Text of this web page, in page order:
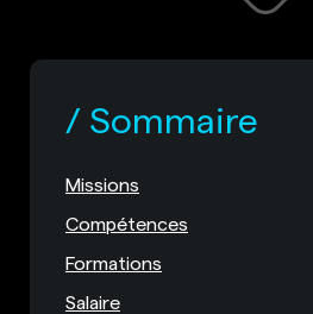
Sommaire
Missions
Compétences
Formations
Salaire